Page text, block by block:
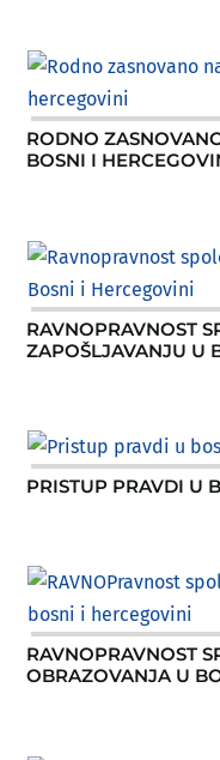
RODNO
BOSNI I
RAVNOPRAVNOST
ZAPOŠLJAVANJU U
PRISTUP PRAVDI U
RAVNOPRAVNOST
OBRAZOVANJA U